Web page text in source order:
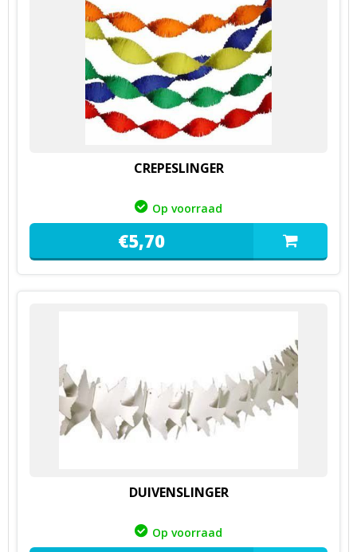
CREPESLINGER
Op voorraad
€5,70
DUIVENSLINGER
Op voorraad